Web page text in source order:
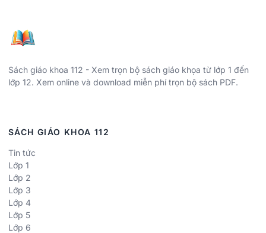
Sách giáo khoa 112 - Xem trọn bộ sách giáo khọa từ lớp 1 đến
lớp 12. Xem online và download miễn phí trọn bộ sách PDF.
SÁCH GIÁO KHOA 112
Tin tức
Lớp 1
Lớp 2
Lớp 3
Lớp 4
Lớp 5
Lớp 6